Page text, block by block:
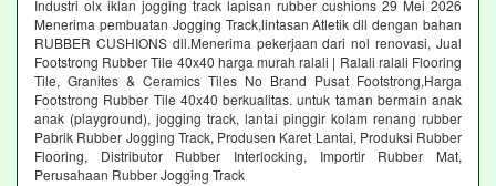
Industri olx iklan jogging track lapisan rubber cushions 29 Mei 2026
Menerima pembuatan Jogging Track,lintasan Atletik dll dengan bahan
RUBBER CUSHIONS dll.Menerima pekerjaan dari nol renovasi, Jual
Footstrong Rubber Tile 40x40 harga murah ralali | Ralali ralali Flooring
Tile, Granites & Ceramics Tiles No Brand Pusat Footstrong,Harga
Footstrong Rubber Tile 40x40 berkualitas. untuk taman bermain anak
anak (playground), jogging track, lantai pinggir kolam renang rubber
Pabrik Rubber Jogging Track, Produsen Karet Lantai, Produksi Rubber
Flooring, Distributor Rubber Interlocking, Importir Rubber Mat,
Perusahaan Rubber Jogging Track